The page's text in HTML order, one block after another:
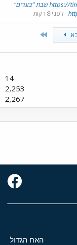
[IMG]https://timg.co.il/f/Emo41.gif[/IMG] שבת "בוגרים"
לפני 8 דקות
14
2,253
2,267
האח הגדול